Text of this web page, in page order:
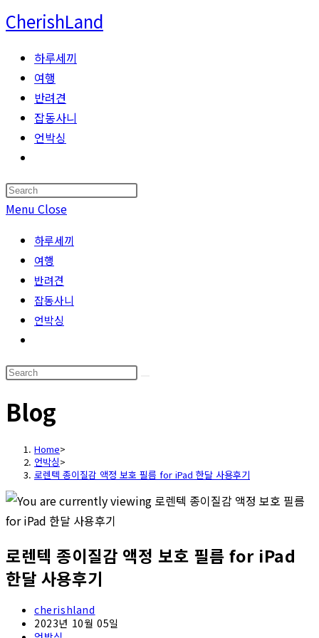
Skip
to
content
CherishLand
하루세끼
여행
반려견
잡동사니
언박싱
search
Press
Menu Close
하루세끼
여행
반려견
잡동사니
언박싱
search
Search
website
Blog
Home>
언박싱>
로렌텍 종이질감 액정 보호 필름 for iPad 한달 사용후기
로렌텍 종이질감 액정 보호 필름 for iPad
한달 사용후기
Post
author:
cherishland
Post
2023년 10월 05일